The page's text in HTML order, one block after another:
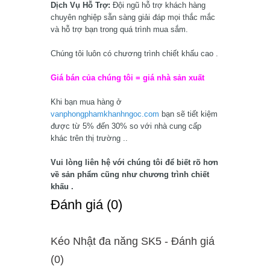
Dịch Vụ Hỗ Trợ: Đội ngũ hỗ trợ khách hàng
chuyên nghiệp sẵn sàng giải đáp mọi thắc mắc
và hỗ trợ bạn trong quá trình mua sắm.
Chúng tôi luôn có chương trình chiết khấu cao .
Giá bán của chúng tôi = giá nhà sản xuất
Khi bạn mua hàng ở
vanphongphamkhanhngoc.com bạn sẽ tiết kiệm
được từ 5% đến 30% so với nhà cung cấp
khác trên thị trường ..
Vui lòng liên hệ với chúng tôi để biết rõ hơn
về sản phẩm cũng như chương trình chiết
khấu .
Ðánh giá (0)
Kéo Nhật đa năng SK5 - Ðánh giá
(0)